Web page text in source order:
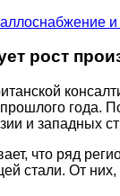
и
рост
года.
и западных
что ряд
стали. От них,